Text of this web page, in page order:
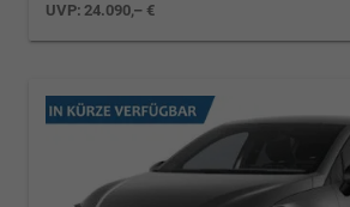
UVP:24.090,– €